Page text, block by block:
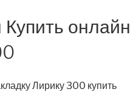
онлайн
Лирику 300 купить